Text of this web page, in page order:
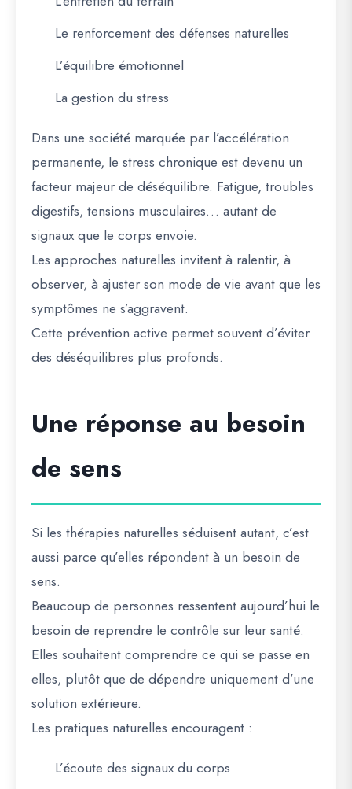
Le renforcement des défenses naturelles
L’équilibre émotionnel
La gestion du stress
Dans une société marquée par l’accélération
permanente, le stress chronique est devenu un
facteur majeur de déséquilibre. Fatigue, troubles
digestifs, tensions musculaires… autant de
signaux que le corps envoie.
Les approches naturelles invitent à ralentir, à
observer, à ajuster son mode de vie avant que les
symptômes ne s’aggravent.
Cette prévention active permet souvent d’éviter
des déséquilibres plus profonds.
Une réponse au besoin
de sens
Si les thérapies naturelles séduisent autant, c’est
aussi parce qu’elles répondent à un besoin de
sens.
Beaucoup de personnes ressentent aujourd’hui le
besoin de reprendre le contrôle sur leur santé.
Elles souhaitent comprendre ce qui se passe en
elles, plutôt que de dépendre uniquement d’une
solution extérieure.
Les pratiques naturelles encouragent :
L’écoute des signaux du corps